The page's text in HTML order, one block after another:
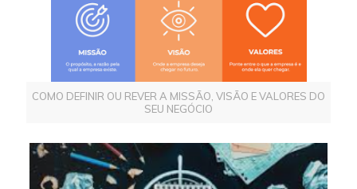
COMO DEFINIR OU REVER A MISSÃO, VISÃO E VALORES DO
SEU NEGÓCIO